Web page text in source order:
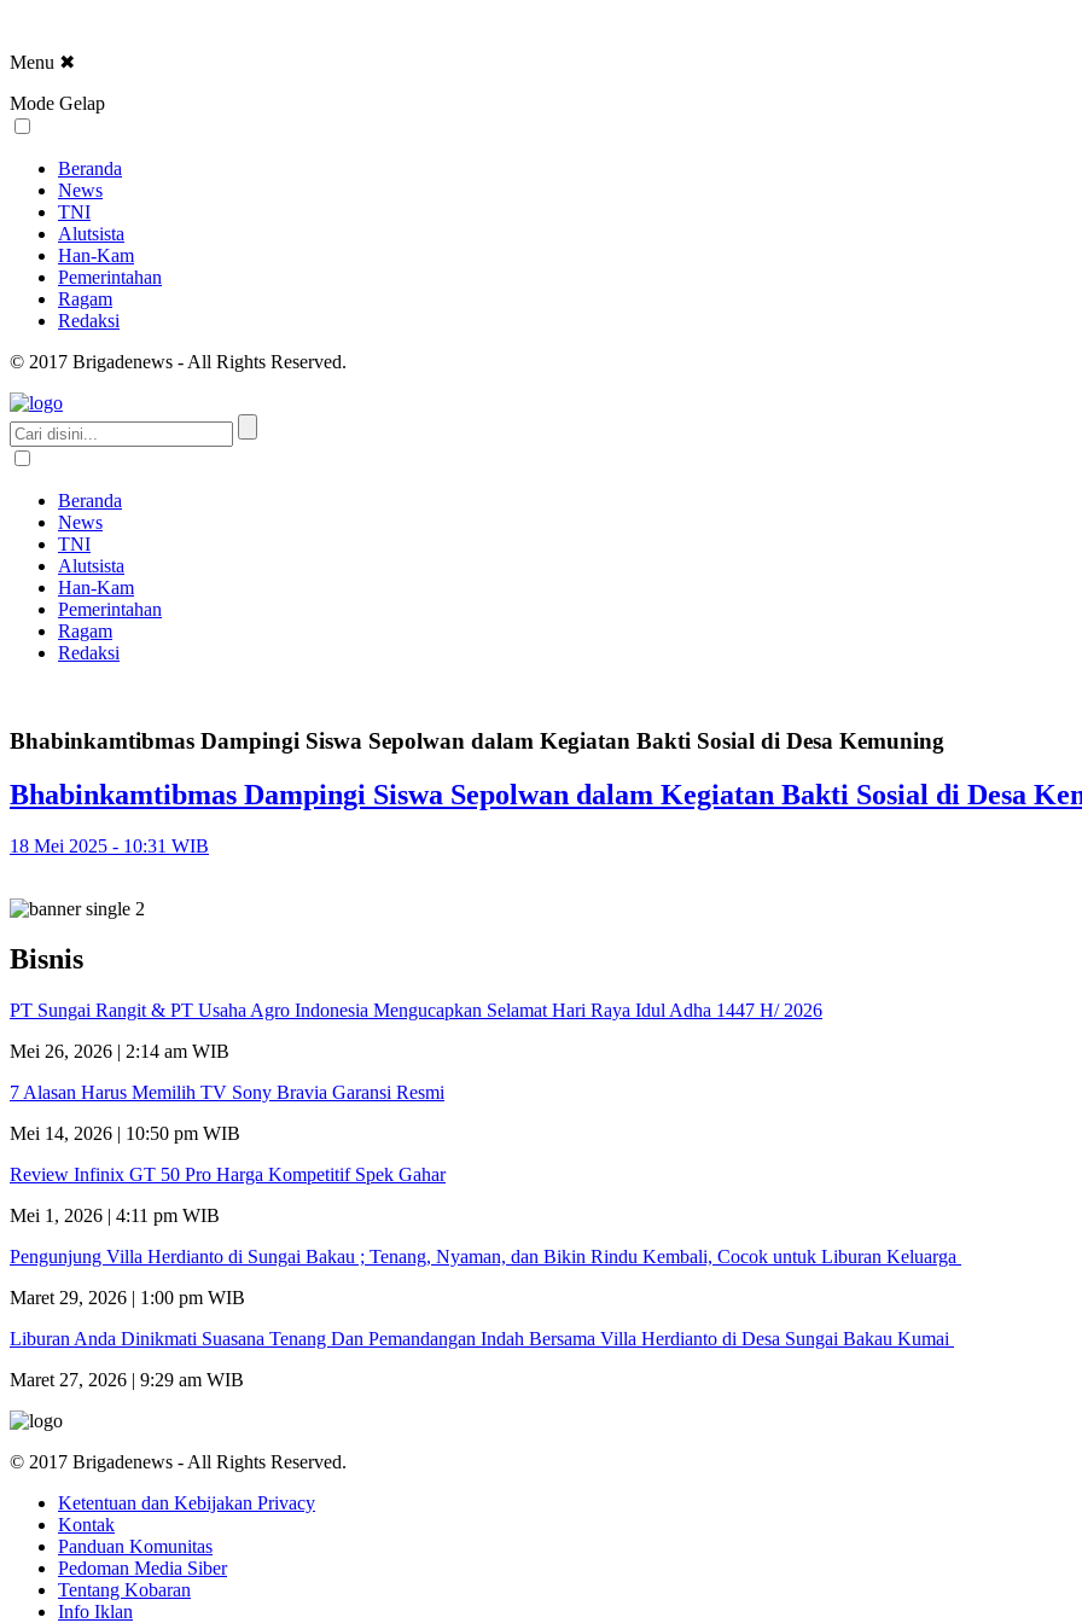
Menu ✖
Mode Gelap
Beranda
News
TNI
Alutsista
Han-Kam
Pemerintahan
Ragam
Redaksi
© 2017 Brigadenews - All Rights Reserved.
Beranda
News
TNI
Alutsista
Han-Kam
Pemerintahan
Ragam
Redaksi
Bhabinkamtibmas Dampingi Siswa Sepolwan dalam Kegiatan Bakti Sosial di Desa Kemuning
Bhabinkamtibmas Dampingi Siswa Sepolwan dalam Kegiatan Bakti Sosial di Desa
18 Mei 2025 - 10:31 WIB
Bisnis
PT Sungai Rangit & PT Usaha Agro Indonesia Mengucapkan Selamat Hari Raya Idul Adha 1447 H/ 2026
Mei 26, 2026 | 2:14 am WIB
7 Alasan Harus Memilih TV Sony Bravia Garansi Resmi
Mei 14, 2026 | 10:50 pm WIB
Review Infinix GT 50 Pro Harga Kompetitif Spek Gahar
Mei 1, 2026 | 4:11 pm WIB
Pengunjung Villa Herdianto di Sungai Bakau ; Tenang, Nyaman, dan Bikin Rindu Kembali, Cocok untuk Liburan Keluarga
Maret 29, 2026 | 1:00 pm WIB
Liburan Anda Dinikmati Suasana Tenang Dan Pemandangan Indah Bersama Villa Herdianto di Desa Sungai Bakau Kumai
Maret 27, 2026 | 9:29 am WIB
© 2017 Brigadenews - All Rights Reserved.
Ketentuan dan Kebijakan Privacy
Kontak
Panduan Komunitas
Pedoman Media Siber
Tentang Kobaran
Info Iklan